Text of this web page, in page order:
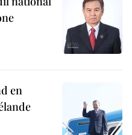
en